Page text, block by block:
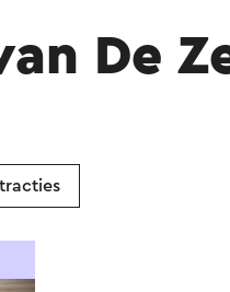
De